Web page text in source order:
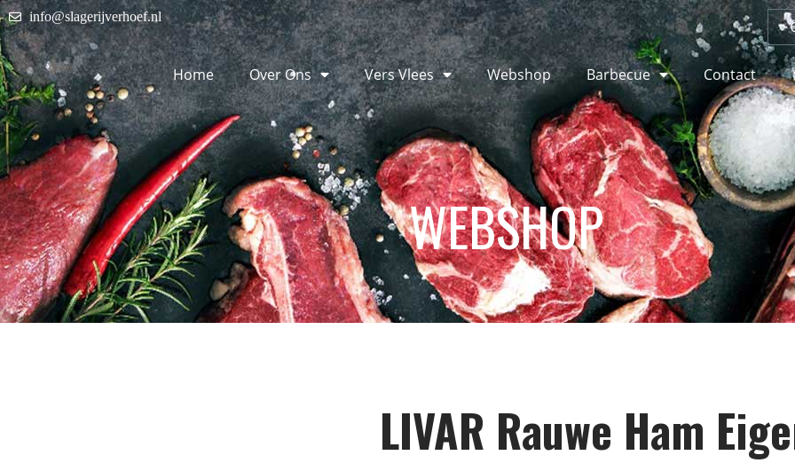
info@slagerijverhoef.nl
Home Over Ons Vers Vlees Webshop Barbecue Contact
WEBSHOP
LIVAR Rauwe Ham